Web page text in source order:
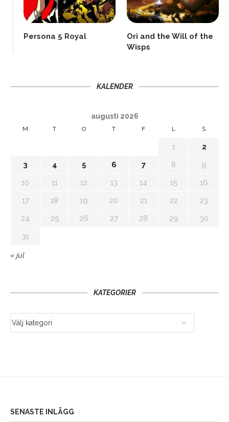
Persona 5 Royal
Ori and the Will of the
Wisps
KALENDER
augusti 2026
M T O T F L S
1
2
3
4 5 6 7 8
9
10
11 12 13 14 15
16
17
18 19 20 21 22
23
24
25 26 27 28 29
30
31
« jul
KATEGORIER
SENASTE INLÄGG